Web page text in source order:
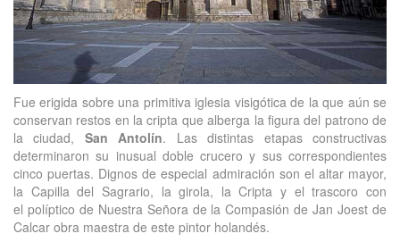
Fue erigida sobre una primitiva iglesia visigótica de la que aún se
conservan restos en la cripta que alberga la figura del patrono de
la ciudad, San Antolín. Las distintas etapas constructivas
determinaron su inusual doble crucero y sus correspondientes
cinco puertas. Dignos de especial admiración son el altar mayor,
la Capilla del Sagrario, la girola, la Cripta y el trascoro con
el políptico de Nuestra Señora de la Compasión de Jan Joest de
Calcar obra maestra de este pintor holandés.